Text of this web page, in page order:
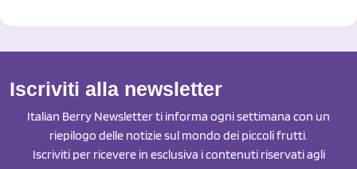
Iscriviti alla newsletter
Italian Berry Newsletter ti informa ogni settimana con un
riepilogo delle notizie sul mondo dei piccoli frutti.
Iscriviti per ricevere in esclusiva i contenuti riservati agli